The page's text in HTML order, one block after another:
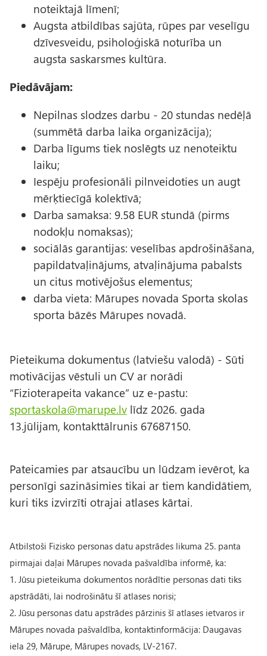
noteiktajā līmenī;
Augsta atbildības sajūta, rūpes par veselīgu
dzīvesveidu, psiholoģiskā noturība un
augsta saskarsmes kultūra.
Piedāvājam:
Nepilnas slodzes darbu - 20 stundas nedēļā
(summētā darba laika organizācija);
Darba līgums tiek noslēgts uz nenoteiktu
laiku;
Iespēju profesionāli pilnveidoties un augt
mērķtiecīgā kolektīvā;
Darba samaksa: 9.58 EUR stundā (pirms
nodokļu nomaksas);
sociālās garantijas: veselības apdrošināšana,
papildatvaļinājums, atvaļinājuma pabalsts
un citus motivējošus elementus;
darba vieta: Mārupes novada Sporta skolas
sporta bāzēs Mārupes novadā.
Pieteikuma dokumentus (latviešu valodā) - Sūti
motivācijas vēstuli un CV ar norādi
“Fizioterapeita vakance” uz e-pastu:
sportaskola@marupe.lv līdz 2026. gada
13.jūlijam, kontakttālrunis 67687150.
Pateicamies par atsaucību un lūdzam ievērot, ka
personīgi sazināsimies tikai ar tiem kandidātiem,
kuri tiks izvirzīti otrajai atlases kārtai.
Atbilstoši Fizisko personas datu apstrādes likuma 25. panta
pirmajai daļai Mārupes novada pašvaldība informē, ka:
1. Jūsu pieteikuma dokumentos norādītie personas dati tiks
apstrādāti, lai nodrošinātu šī atlases norisi;
2. Jūsu personas datu apstrādes pārzinis šī atlases ietvaros ir
Mārupes novada pašvaldība, kontaktinformācija: Daugavas
iela 29, Mārupe, Mārupes novads, LV-2167.